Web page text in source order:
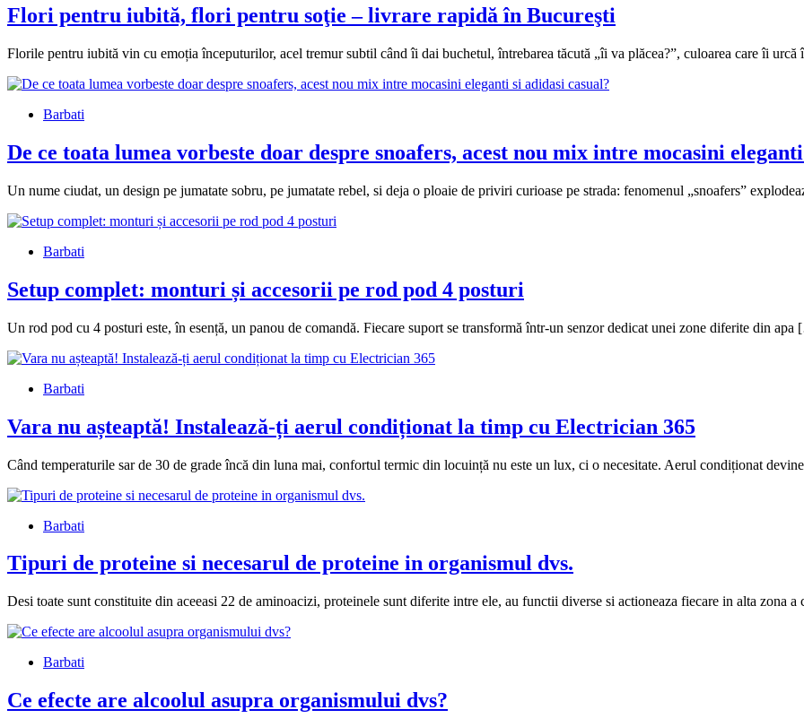
Flori pentru iubită, flori pentru soţie – livrare rapidă în Bucureşti
Florile pentru iubită vin cu emoția începuturilor, acel tremur subtil când îi dai buchetul, întrebarea tăcută „îi va plăcea?”, culoarea care îi
Barbati
De ce toata lumea vorbeste doar despre snoafers, acest nou mix intre mocasini
Un nume ciudat, un design pe jumatate sobru, pe jumatate rebel, si deja o ploaie de priviri curioase pe strada: fenomenul „snoafers”
Barbati
Setup complet: monturi și accesorii pe rod pod 4 posturi
Un rod pod cu 4 posturi este, în esență, un panou de comandă. Fiecare suport se transformă într-un senzor dedicat unei zone diferite din
Barbati
Vara nu așteaptă! Instalează-ți aerul condiționat la timp cu Electrician 365
Când temperaturile sar de 30 de grade încă din luna mai, confortul termic din locuință nu este un lux, ci o necesitate. Aerul condiționat
Barbati
Tipuri de proteine si necesarul de proteine in organismul dvs.
Desi toate sunt constituite din aceeasi 22 de aminoacizi, proteinele sunt diferite intre ele, au functii diverse si actioneaza fiecare in alta zona
Barbati
Ce efecte are alcoolul asupra organismului dvs?